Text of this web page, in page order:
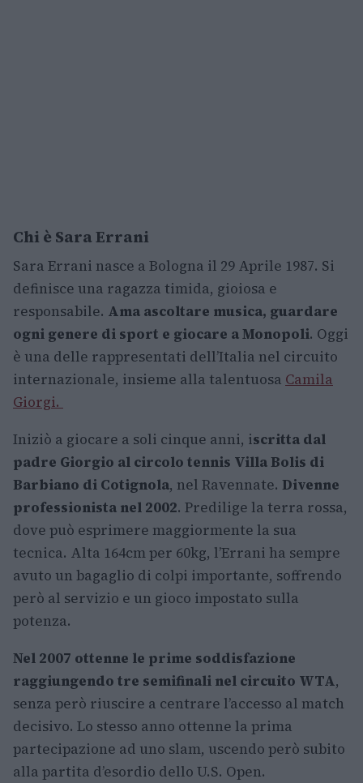
Chi è Sara Errani
Sara Errani nasce a Bologna il 29 Aprile 1987. Si
definisce una ragazza timida, gioiosa e
responsabile. Ama ascoltare musica, guardare
ogni genere di sport e giocare a Monopoli. Oggi
è una delle rappresentati dell’Italia nel circuito
internazionale, insieme alla talentuosa Camila
Giorgi.
Iniziò a giocare a soli cinque anni, iscritta dal
padre Giorgio al circolo tennis Villa Bolis di
Barbiano di Cotignola, nel Ravennate. Divenne
professionista nel 2002. Predilige la terra rossa,
dove può esprimere maggiormente la sua
tecnica. Alta 164cm per 60kg, l’Errani ha sempre
avuto un bagaglio di colpi importante, soffrendo
però al servizio e un gioco impostato sulla
potenza.
Nel 2007 ottenne le prime soddisfazione
raggiungendo tre semifinali nel circuito WTA,
senza però riuscire a centrare l’accesso al match
decisivo. Lo stesso anno ottenne la prima
partecipazione ad uno slam, uscendo però subito
alla partita d’esordio dello U.S. Open.